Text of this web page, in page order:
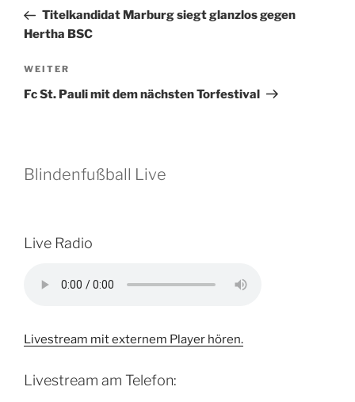
Beitrag
Titelkandidat Marburg siegt glanzlos gegen
Hertha BSC
Nächster
Beitrag
WEITER
Fc St. Pauli mit dem nächsten Torfestival
Blindenfußball Live
Live Radio
Livestream mit externem Player hören.
Livestream am Telefon: